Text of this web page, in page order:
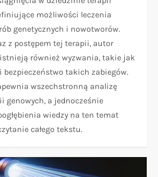
możliwości leczenia
genetycznych i nowotworów.
z postępem tej terapii, autor
również wyzwania, takie jak
bezpieczeństwo takich zabiegów.
wszechstronną analizę
genowych, a jednocześnie
wiedzy na ten temat
całego tekstu.